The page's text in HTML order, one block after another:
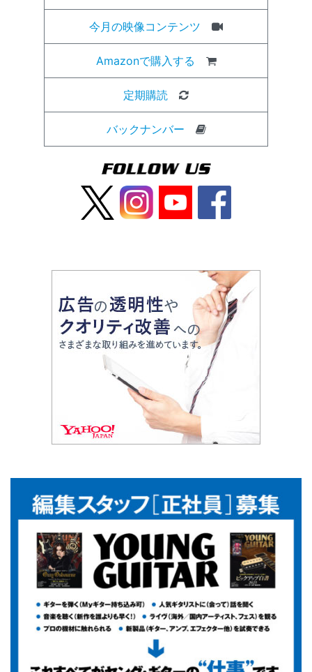
今月の映像コンテンツ
Amazonで購入する
定期購読
バックナンバー